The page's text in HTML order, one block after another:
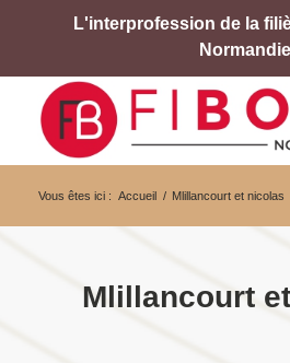
L'interprofession de la
Normandie
Vous êtes ici : Accueil / Mlillancourt et nicolas
Mlillancourt